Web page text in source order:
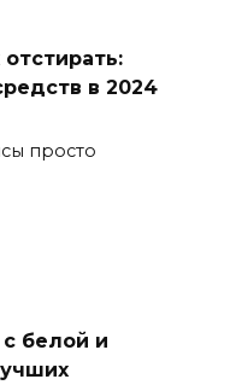
в 2024
просто
белой и